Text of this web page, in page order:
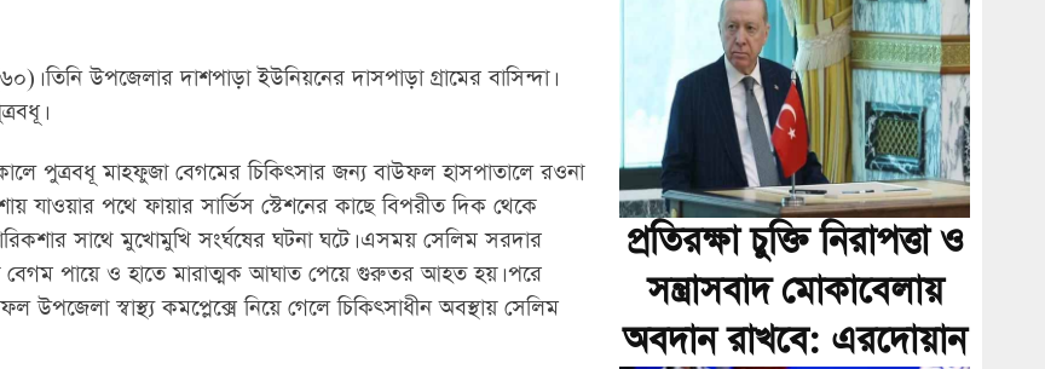
তিনি উপজেলার দাশপাড়া ইউনিয়নের দাসপাড়া গ্রামের বাসিন্দা।
পুত্রবধূ মাহফুজা বেগমের চিকিৎসার জন্য বাউফল হাসপাতালে রওনা
যাওয়ার পথে ফায়ার সার্ভিস স্টেশনের কাছে বিপরীত দিক থেকে
সাথে মুখোমুখি সংর্ঘষের ঘটনা ঘটে। এসময় সেলিম সরদার
বেগম পায়ে ও হাতে মারাত্মক আঘাত পেয়ে গুরুতর আহত হয়। পরে
উপজেলা স্বাস্থ্য কমপ্লেক্সে নিয়ে গেলে চিকিৎসাধীন অবস্থায় সেলিম
প্রতিরক্ষা চুক্তি নিরাপত্তা ও
সন্ত্রাসবাদ মোকাবেলায়
অবদান রাখবে: এরদোয়ান